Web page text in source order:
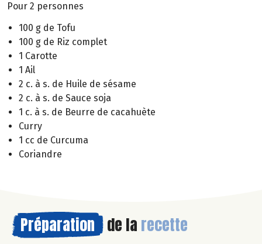
Pour 2 personnes
100 g de Tofu
100 g de Riz complet
1 Carotte
1 Ail
2 c. à s. de Huile de sésame
2 c. à s. de Sauce soja
1 c. à s. de Beurre de cacahuète
Curry
1 cc de Curcuma
Coriandre
Préparation de la recette